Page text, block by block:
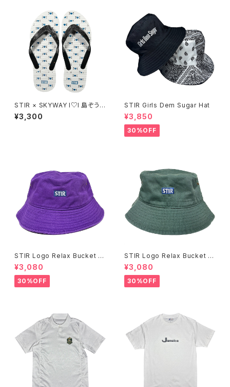
STIR × SKYWAY I♡I 島ぞうり
(28cm)
¥3,300
STIR Girls Dem Sugar Hat
¥3,850
30%OFF
STIR Logo Relax Bucket H
at
¥3,080
30%OFF
STIR Logo Relax Bucket H
at
¥3,080
30%OFF